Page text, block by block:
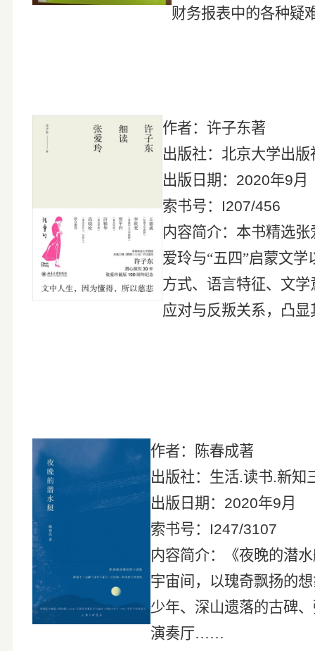
财务报表中的各种疑
作者：许子东著
出版社：北京大学出版
出版日期： 2020年9月
索书号： I207/456
内容简介：本书精选
爱玲与“五四”启蒙文
方式、语言特征、文
应对与反叛关系，凸
作者：陈春成著
出版社：生活.读书.新知
出版日期： 2020年9月
索书号： I247/3107
内容简介：《夜晚的潜
宇宙间，以瑰奇飘扬的
少年、深山遗落的古碑
演奏厅……